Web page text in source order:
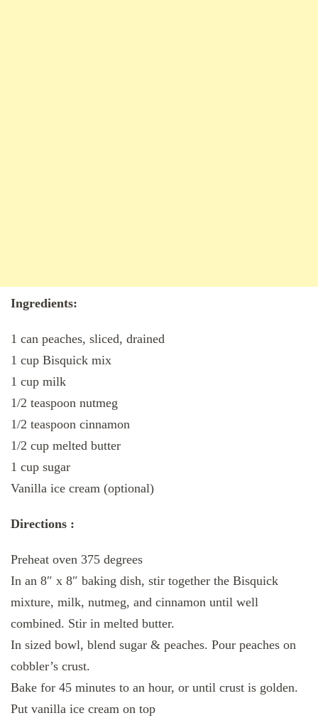
Ingredients:
1 can peaches, sliced, drained
1 cup Bisquick mix
1 cup milk
1/2 teaspoon nutmeg
1/2 teaspoon cinnamon
1/2 cup melted butter
1 cup sugar
Vanilla ice cream (optional)
Directions :
Preheat oven 375 degrees
In an 8″ x 8″ baking dish, stir together the Bisquick
mixture, milk, nutmeg, and cinnamon until well
combined. Stir in melted butter.
In sized bowl, blend sugar & peaches. Pour peaches on
cobbler’s crust.
Bake for 45 minutes to an hour, or until crust is golden.
Put vanilla ice cream on top